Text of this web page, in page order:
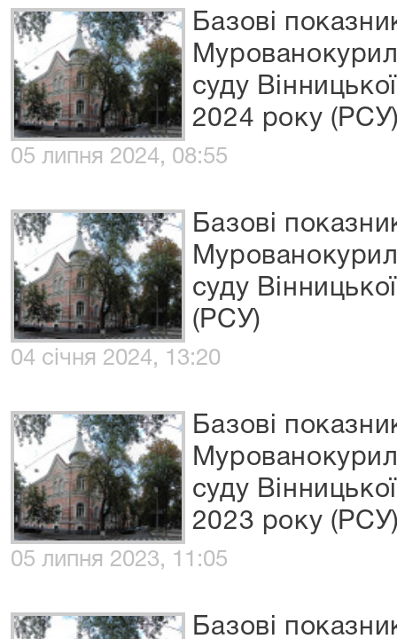
Базові
суду
2024 року
05 липня 2024, 08:55
Базові
суду
(РСУ)
04 січня 2024, 13:20
Базові
суду
2023 року
05 липня 2023, 11:05
Базові